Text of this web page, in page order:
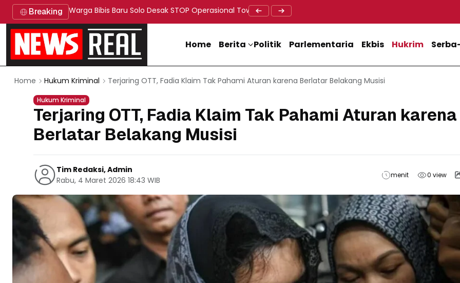
Breaking Warga Bibis Baru Solo Desak STOP Operasional Tower BTS, Diwa : Nyawa dan Keselamatan Warga Lebih
Doa Lintas Agama Perkuat Semangat Persatuan Jelang
Home Berita Politik Parlementaria Ekbis Hukrim
Home Hukum Kriminal Terjaring OTT, Fadia Klaim Tak Pahami Aturan karena Berlatar Belakang Musisi
Hukum Kriminal
Terjaring OTT, Fadia Klaim Tak Pahami Aturan karena
Berlatar Belakang Musisi
Tim Redaksi, Admin
Rabu, 4 Maret 2026 18:43 WIB
menit 0view